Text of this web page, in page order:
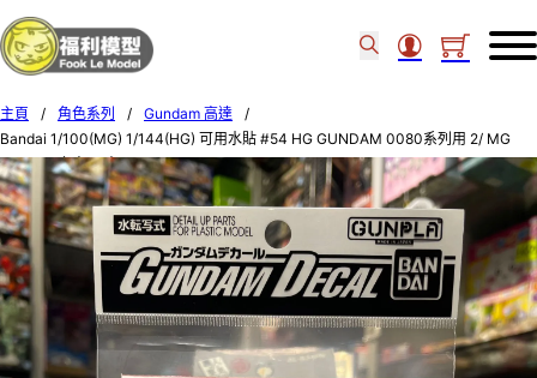
主頁 / 角色系列 / Gundam 高達
/
Bandai 1/100(MG) 1/144(HG) 可用水貼 #54 HG GUNDAM 0080系列用 2/ MG
MS-18E 京寶凡 專用 61149